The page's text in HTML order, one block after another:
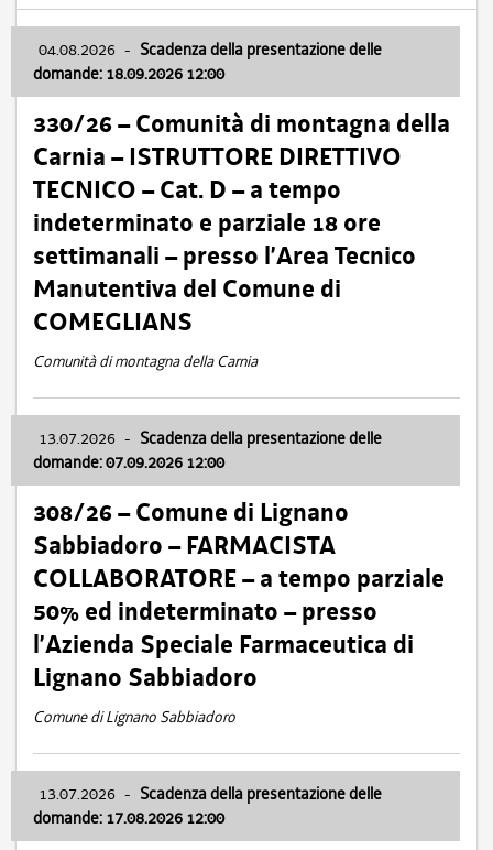
04.08.2026 - Scadenza della presentazione delle
domande: 18.09.2026 12:00
330/26 – Comunità di montagna della
Carnia – ISTRUTTORE DIRETTIVO
TECNICO – Cat. D – a tempo
indeterminato e parziale 18 ore
settimanali – presso l’Area Tecnico
Manutentiva del Comune di
COMEGLIANS
Comunità di montagna della Carnia
13.07.2026 - Scadenza della presentazione delle
domande: 07.09.2026 12:00
308/26 – Comune di Lignano
Sabbiadoro – FARMACISTA
COLLABORATORE – a tempo parziale
50% ed indeterminato – presso
l’Azienda Speciale Farmaceutica di
Lignano Sabbiadoro
Comune di Lignano Sabbiadoro
13.07.2026 - Scadenza della presentazione delle
domande: 17.08.2026 12:00